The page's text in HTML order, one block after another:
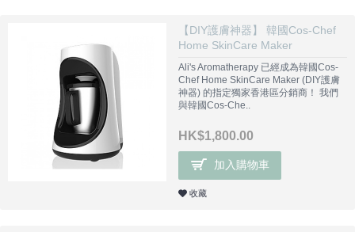
【DIY護膚神器】 韓國Cos-Chef
Home SkinCare Maker
Ali's Aromatherapy 已經成為韓國Cos-
Chef Home SkinCare Maker (DIY護膚
神器) 的指定獨家香港區分銷商！ 我們
與韓國Cos-Che..
HK$1,800.00
加入購物車
收藏